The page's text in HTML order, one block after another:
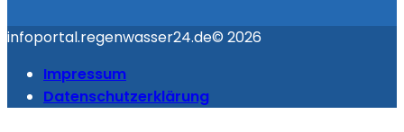
infoportal.regenwasser24.de© 2026
Impressum
Datenschutzerklärung